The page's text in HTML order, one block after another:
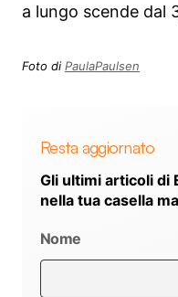
a lungo scende dal
Foto di PaulaPaulsen
Resta aggiornato
Gli ultimi articoli di
nella tua casella
Nome